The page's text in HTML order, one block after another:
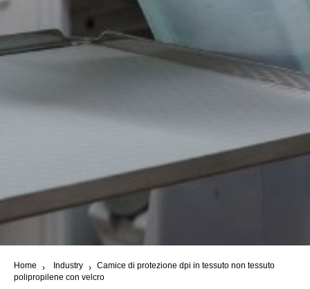
Home Industry
Camice di protezione dpi in tessuto non tessuto
polipropilene con velcro